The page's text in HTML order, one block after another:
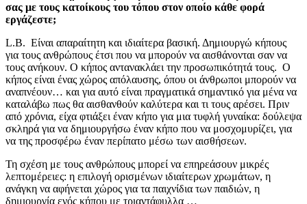
σας με τους κατοίκους του τόπου στον οποίο κάθε φορά
εργάζεστε;
L.B. Είναι απαραίτητη και ιδιαίτερα βασική. Δημιουργώ κήπους
για τους ανθρώπους έτσι που να μπορούν να αισθάνονται σαν να
τους ανήκουν. Ο κήπος αντανακλάει την προσωπικότητά τους. Ο
κήπος είναι ένας χώρος απόλαυσης, όπου οι άνθρωποι μπορούν να
αναπνέουν… και για αυτό είναι πραγματικά σημαντικό για μένα να
καταλάβω πως θα αισθανθούν καλύτερα και τι τους αρέσει. Πριν
από χρόνια, είχα φτιάξει έναν κήπο για μια τυφλή γυναίκα: δούλεψα
σκληρά για να δημιουργήσω έναν κήπο που να μοσχομυρίζει, για
να της προσφέρω έναν περίπατο μέσω των αισθήσεων.
Τη σχέση με τους ανθρώπους μπορεί να επηρεάσουν μικρές
λεπτομέρειες: η επιλογή ορισμένων ιδιαίτερων χρωμάτων, η
ανάγκη να αφήνεται χώρος για τα παιχνίδια των παιδιών, η
δημιουργία ενός κήπου με τριαντάφυλλα …